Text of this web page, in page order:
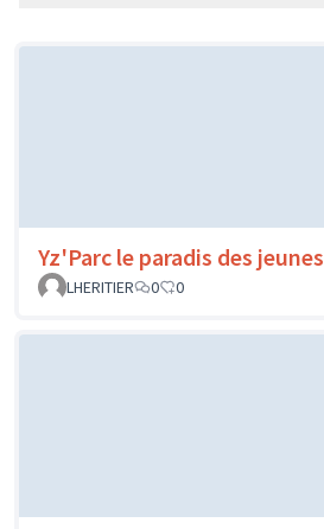
Yz'Parc le paradis des jeunes
LHERITIER
0 0